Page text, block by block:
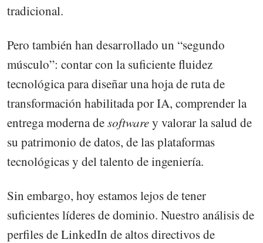
tradicional.
Pero también han desarrollado un “segundo
músculo”: contar con la suficiente fluidez
tecnológica para diseñar una hoja de ruta de
transformación habilitada por IA, comprender la
entrega moderna desoftwarey valorar la salud de
su patrimonio de datos, de las plataformas
tecnológicas y del talento de ingeniería.
Sin embargo, hoy estamos lejos de tener
suficientes líderes de dominio. Nuestro análisis de
perfiles de LinkedIn de altos directivos de